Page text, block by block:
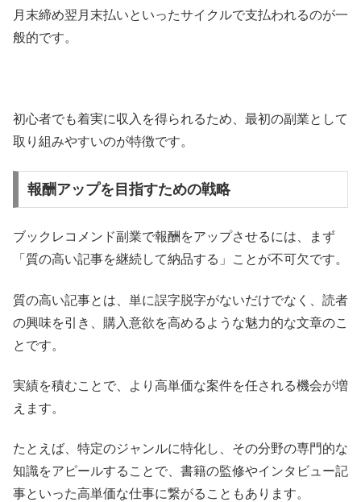
月末締め翌月末払いといったサイクルで支払われるのが一
般的です。
初心者でも着実に収入を得られるため、最初の副業として
取り組みやすいのが特徴です。
報酬アップを目指すための戦略
ブックレコメンド副業で報酬をアップさせるには、まず
「質の高い記事を継続して納品する」ことが不可欠です。
質の高い記事とは、単に誤字脱字がないだけでなく、読者
の興味を引き、購入意欲を高めるような魅力的な文章のこ
とです。
実績を積むことで、より高単価な案件を任される機会が増
えます。
たとえば、特定のジャンルに特化し、その分野の専門的な
知識をアピールすることで、書籍の監修やインタビュー記
事といった高単価な仕事に繋がることもあります。